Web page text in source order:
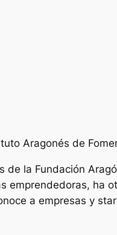
Aragonés de
la Fundación
emprendedoras, ha
a empresas y